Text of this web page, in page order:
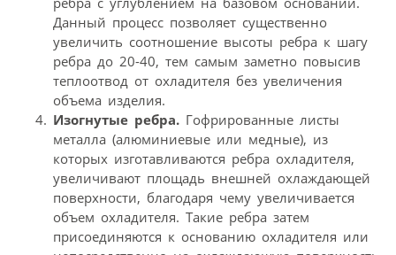
Данный процесс позволяет существенно
увеличить соотношение высоты ребра к шагу
ребра до 20-40, тем самым заметно повысив
теплоотвод от охладителя без увеличения
объема изделия.
Изогнутые ребра. Гофрированные листы
металла (алюминиевые или медные), из
которых изготавливаются ребра охладителя,
увеличивают площадь внешней охлаждающей
поверхности, благодаря чему увеличивается
объем охладителя. Такие ребра затем
присоединяются к основанию охладителя или